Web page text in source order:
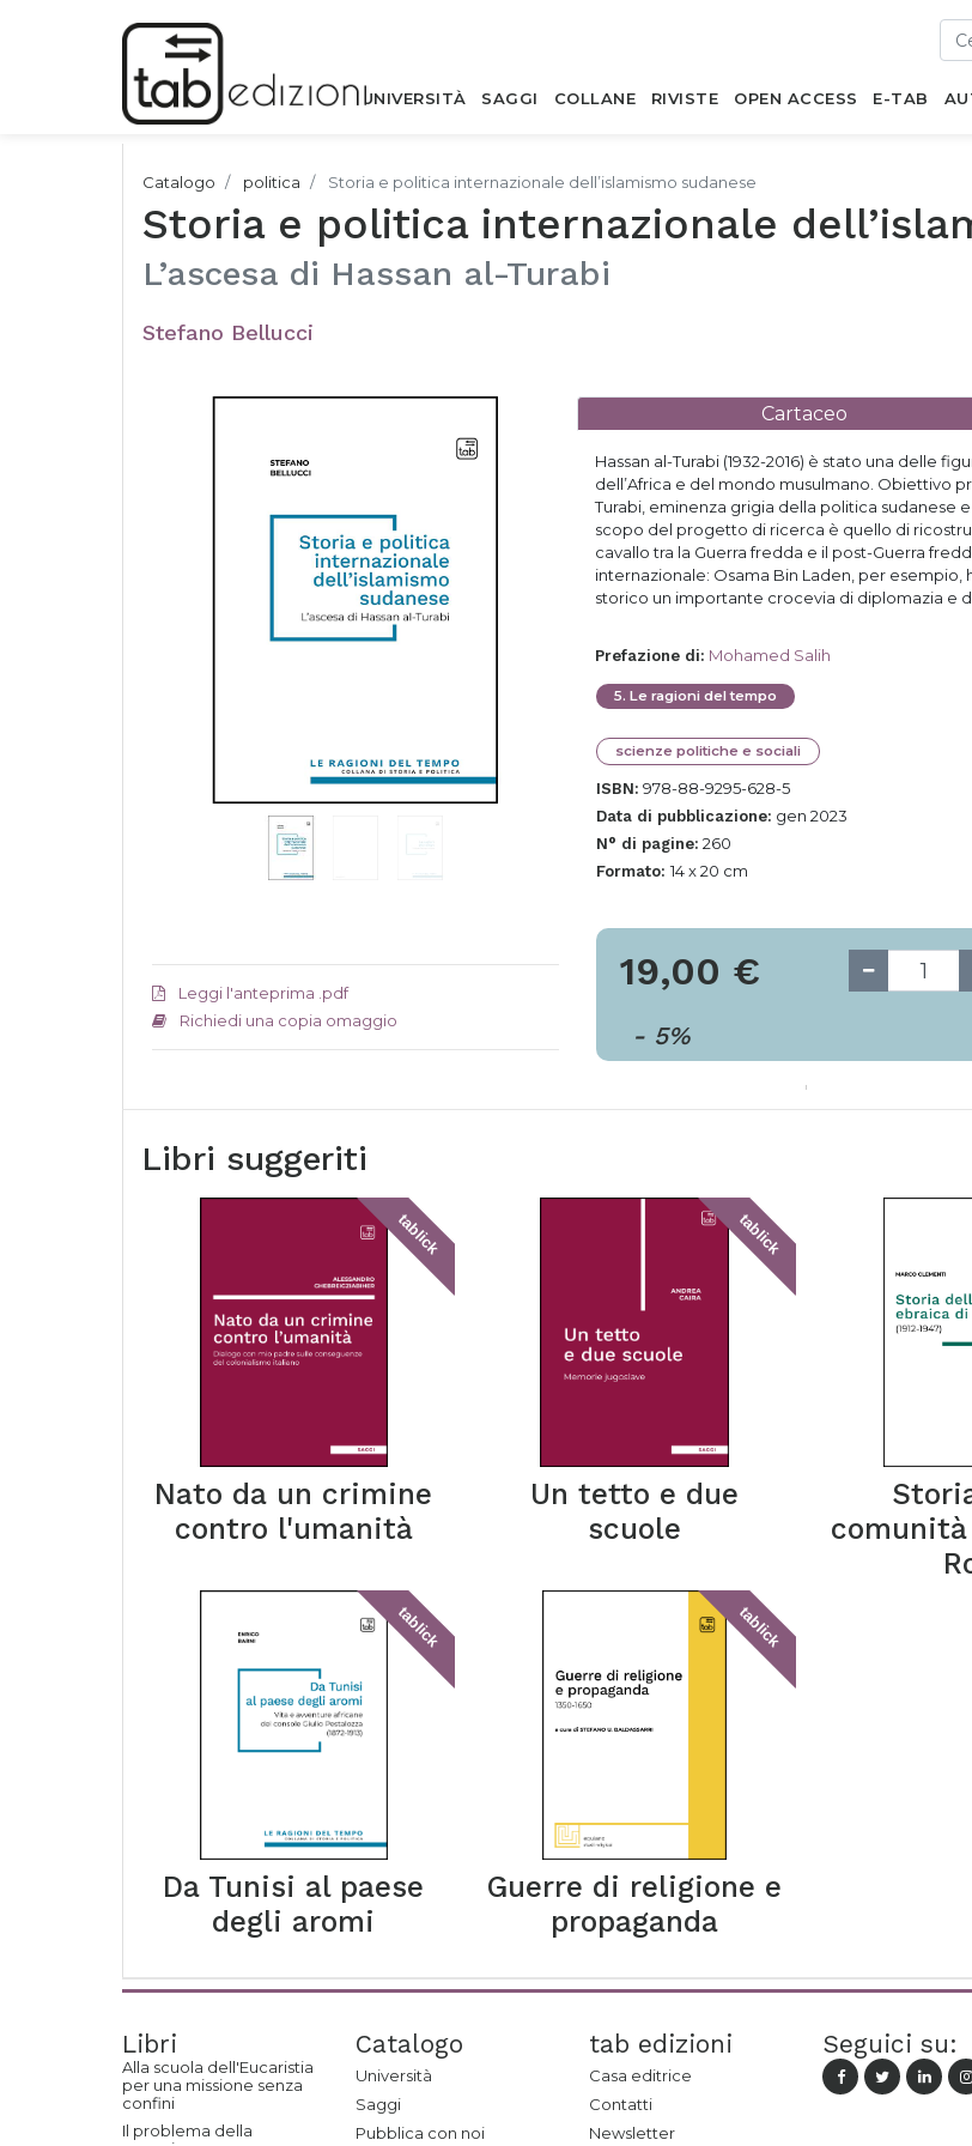
UNIVERSITÀ SAGGI COLLANE RIVISTE OPEN ACCESS E-TAB
Catalogo politica Storia e politica internazionale dell’islamismo sudanese
Storia e politica internazionale
L’ascesa di Hassan al-Turabi
Stefano Bellucci
Leggi l'anteprima .pdf
Richiedi una copia omaggio
Cartaceo
Hassan al-Turabi (1932-2016) è stato una delle
dell’Africa e del mondo musulmano. Obiettivo
Turabi, eminenza grigia della politica sudanese
scopo del progetto di ricerca è quello di
cavallo tra la Guerra fredda e il post-Guerra
internazionale: Osama Bin Laden, per
storico un importante crocevia di diplomazia e
Prefazione di: Mohamed Salih
5. Le ragioni del tempo
scienze politiche e sociali
ISBN: 978-88-9295-628-5
Data di pubblicazione: gen 2023
N° di pagine: 260
Formato: 14 x 20 cm
19,00 €
- 5%
Libri suggeriti
tablick
Nato da un crimine
contro l'umanità
tablick
Un tetto e due
scuole
tablick
Da Tunisi al paese
degli aromi
tablick
Guerre di religione e
propaganda
Libri
Alla scuola dell'Eucaristia
per una missione senza
confini
Il problema della
Catalogo
Università
Saggi
Pubblica con noi
tab edizioni
Casa editrice
Contatti
Newsletter
Seguici su: